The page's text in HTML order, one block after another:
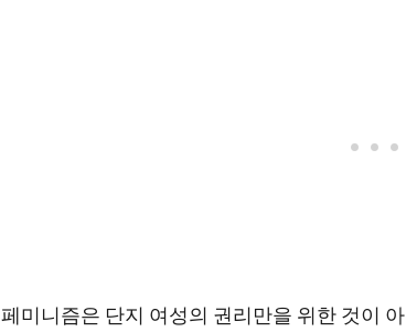
페미니즘은 단지 여성의 권리만을 위한 것이